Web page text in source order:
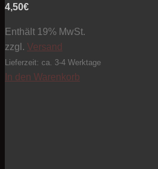
4,50€
Enthält 19% MwSt.
zzgl. Versand
Lieferzeit: ca. 3-4 Werktage
In den Warenkorb